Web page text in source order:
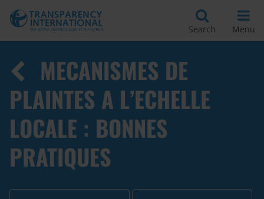
Search Menu
MECANISMES DE
PLAINTES A L’ECHELLE
LOCALE : BONNES
PRATIQUES